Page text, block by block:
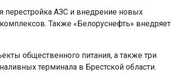
перестройка АЗС и внедрение новых
Также «Белоруснефть» внедряет
общественного питания, а также три
терминала в Брестской области.